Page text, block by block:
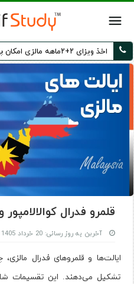
اخذ ویزای ۲+۲ماهه مالزی امکان پذیر شد!
قلمرو فدرال
آخرین به روز رسانی: 20 خرداد 1405
ایالت‌ها و قلمروهای فدرال